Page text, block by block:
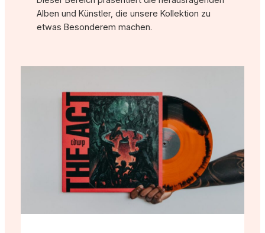
Alben und Künstler, die unsere Kollektion zu
etwas Besonderem machen.